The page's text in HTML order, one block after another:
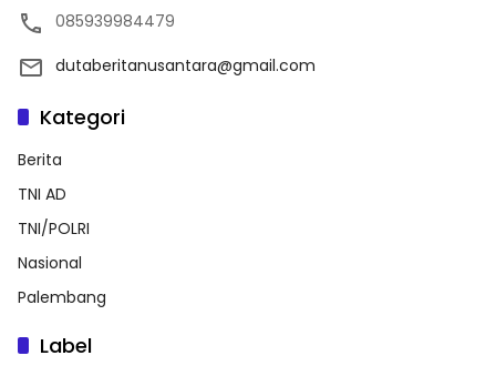
085939984479
dutaberitanusantara@gmail.com
Kategori
Berita
TNI AD
TNI/POLRI
Nasional
Palembang
Label